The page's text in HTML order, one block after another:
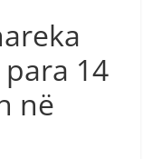
14
në